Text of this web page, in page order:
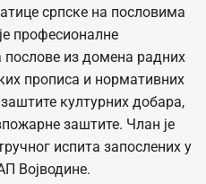
српске на пословима
професионалне
из домена радних
прописа и нормативних
културних добара,
заштите. Члан је
испита запослених у
Војводине.